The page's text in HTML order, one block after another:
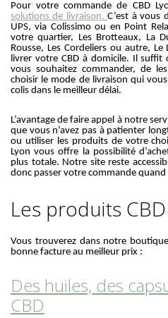
Pour votre commande de CBD
solutions de livraison.C’est à vous
UPS, via Colissimo ou en Point
votre quartier, Les Brotteaux, La
Rousse, Les Cordeliers ou autre,
livrer votre CBD à domicile. Il suffit
vous souhaitez commander, de
choisir le mode de livraison qui
colis dans le meilleur délai.
L’avantage de faire appel à notre
que vous n’avez pas à patienter
ou utiliser les produits de votre
Lyon vous offre la possibilité
plus totale. Notre site reste
donc passer votre commande quand
Les produits
Vous trouverez dans notre
bonne facture au meilleur prix :
Des huiles, des
CBD